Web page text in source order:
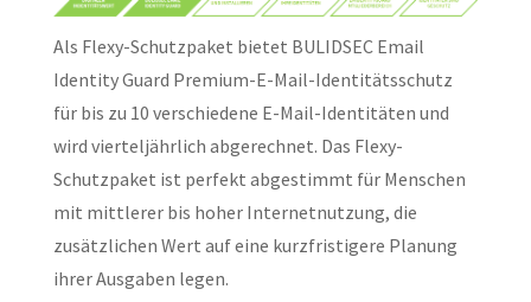
Als Flexy-Schutzpaket bietet BULIDSEC Email
Identity Guard Premium-E-Mail-Identitätsschutz
für bis zu 10 verschiedene E-Mail-Identitäten und
wird vierteljährlich abgerechnet. Das Flexy-
Schutzpaket ist perfekt abgestimmt für Menschen
mit mittlerer bis hoher Internetnutzung, die
zusätzlichen Wert auf eine kurzfristigere Planung
ihrer Ausgaben legen.